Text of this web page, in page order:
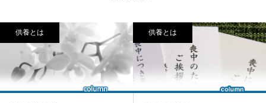
供養とは 供養とは